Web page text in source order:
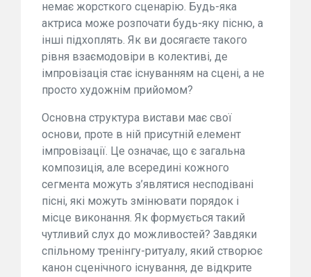
немає жорсткого сценарію. Будь-яка
актриса може розпочати будь-яку пісню, а
інші підхоплять. Як ви досягаєте такого
рівня взаємодовіри в колективі, де
імпровізація стає існуванням на сцені, а не
просто художнім прийомом?
Основна структура вистави має свої
основи, проте в ній присутній елемент
імпровізації. Це означає, що є загальна
композиція, але всередині кожного
сегмента можуть з’являтися несподівані
пісні, які можуть змінювати порядок і
місце виконання. Як формується такий
чутливий слух до можливостей? Завдяки
спільному тренінгу-ритуалу, який створює
канон сценічного існування, де відкрите